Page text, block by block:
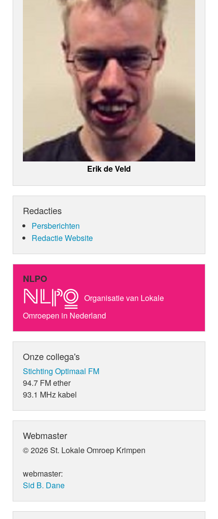
Erik de Veld
Redacties
Persberichten
Redactie Website
NLPO
Organisatie van Lokale
Omroepen in Nederland
Onze collega's
Stichting Optimaal FM
94.7 FM ether
93.1 MHz kabel
Webmaster
© 2026 St. Lokale Omroep Krimpen
webmaster:
Sid B. Dane